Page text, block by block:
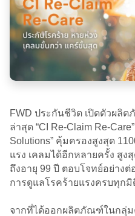
FWD ประกันชีวิต เปิดตัวผลิ
ล่าสุด “CI Re-Claim Re-
Solutions” คุ้มครองสูงสุด
แรง เคลมได้อีกหลายครั้ง สูง
ถึงอายุ 99 ปี ตอบโจทย์อย่าง
การดูแลโรคร้ายแรงครบทุกมิ
จากที่ได้ออกผลิตภัณฑ์ในกลุ่ม